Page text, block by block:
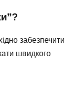
забезпечити
швидкого